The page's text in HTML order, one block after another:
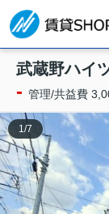
武蔵野ハイ
- 管理/共益費
1 /7